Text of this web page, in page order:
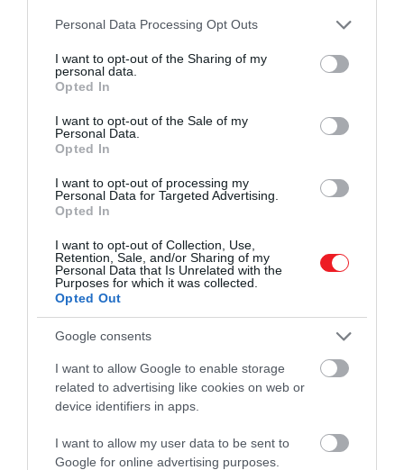
Please note that this website/app uses one or more Google
not limited to your visit or usage behaviour. You may click to
grant or deny consent to Google and its third-party tags to
use your data for below specified purposes in below Google
consent section.
Personal Data Processing Opt Outs
I want to opt-out of the Sharing of my
personal data.
Opted In
I want to opt-out of the Sale of my
Personal Data.
Opted In
I want to opt-out of processing my
Personal Data for Targeted Advertising.
Opted In
I want to opt-out of Collection, Use,
Retention, Sale, and/or Sharing of my
Personal Data that Is Unrelated with the
Purposes for which it was collected.
Opted Out
Google consents
I want to allow Google to enable storage
related to advertising like cookies on web or
device identifiers in apps.
I want to allow my user data to be sent to
Google for online advertising purposes.
Ez értelmetlen színészkedés
– mondta Hopkins a New Yorkernek 2021-ben.
Azt, hogy az Oscar-díjas művész pontosan miért
el a szerepet, nem tudni pontosan, azonban bőven
filmek sztárja,Kenneth Branaghrészvétele győzhette
meg Hopkinst, ugyanis közös bennük, hogy
mindketten Shakespeare-darabokban fejlesztették